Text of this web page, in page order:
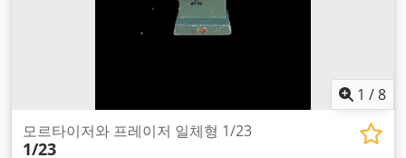
1 /8
모르타이저와 프레이저 일체형 1/23
1/23